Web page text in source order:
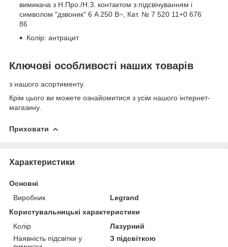
вимикача з Н.Про./Н.З. контактом з підсвічуванням і
символом "дзвоник" 6 A 250 В~, Кат. № 7 520 11+0 676
86
Колір: антрацит
Ключові особливості наших товарів
з нашого асортименту.
Крім цього ви можете ознайомитися з усім нашого інтернет-
магазину.
Приховати
Характеристики
Основні
Виробник
Legrand
Користувальницькі характеристики
Колір
Лазурний
Наявність підсвітки у
З підсвіткою